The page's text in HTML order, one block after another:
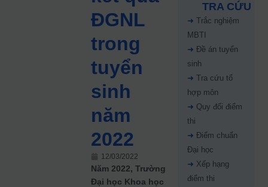
ĐGNL
trong
tuyển
sinh
năm
2022
12/03/2022
Năm 2022, Trường
Đại học Khoa học
TRA CỨU
➜ Trắc nghiệm
MBTI
➜ Đề án tuyển
sinh
➜ Tra cứu tổ
hợp môn
➜ Quy đổi điểm
thi
➜ Điểm chuẩn
Đại học
➜ Xếp hạng
điểm thi